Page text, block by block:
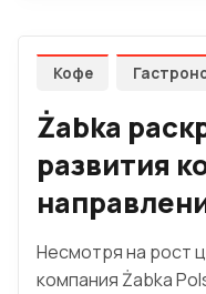
Кофе
Żabka
развития
Несмотря на рост
компания Żabka